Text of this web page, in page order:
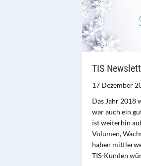
TIS
17 Dezember
Das Jahr 2018
war auch ein
ist weiterhin
Volumen,
haben
TIS-Kunden